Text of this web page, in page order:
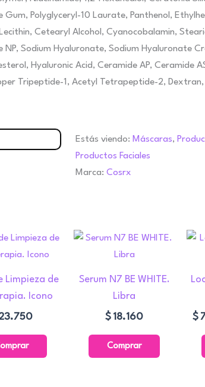
Gum, Polyglyceryl-10 Laurate, Panthenol,
Cetearyl Alcohol, Cyanocobalamin,
Sodium Hyaluronate, Sodium Hyaluronate
Hyaluronic Acid, Ceramide AP, Ceramide
Tripeptide-1, Acetyl Tetrapeptide-2,
Estás viendo: Máscaras,
Productos Faciales
Marca:Cosrx
Limpieza de
Icono
Serum N7 BE WHITE.
Libra
$ 18.160
Comprar
$